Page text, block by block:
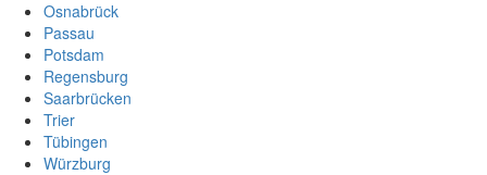
Osnabrück
Passau
Potsdam
Regensburg
Saarbrücken
Trier
Tübingen
Würzburg